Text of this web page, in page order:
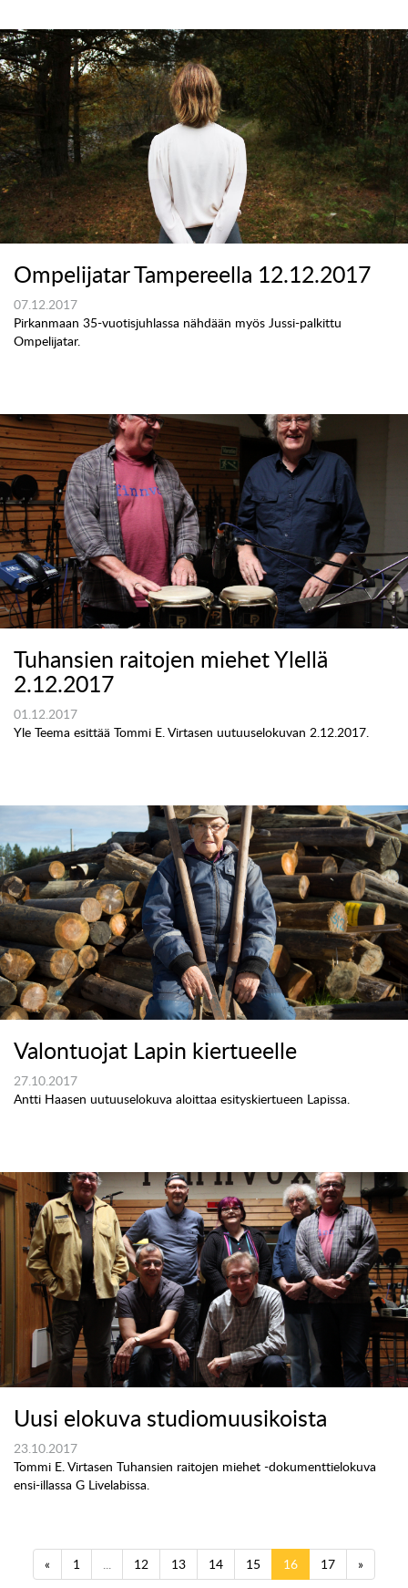
Ompelijatar Tampereella 12.12.2017
07.12.2017
Pirkanmaan 35-vuotisjuhlassa nähdään myös Jussi-palkittu
Ompelijatar.
Tuhansien raitojen miehet Ylellä
2.12.2017
01.12.2017
Yle Teema esittää Tommi E. Virtasen uutuuselokuvan 2.12.2017.
Valontuojat Lapin kiertueelle
27.10.2017
Antti Haasen uutuuselokuva aloittaa esityskiertueen Lapissa.
Uusi elokuva studiomuusikoista
23.10.2017
Tommi E. Virtasen Tuhansien raitojen miehet -dokumenttielokuva
ensi-illassa G Livelabissa.
« 1 12 13 14 15 16 17 »